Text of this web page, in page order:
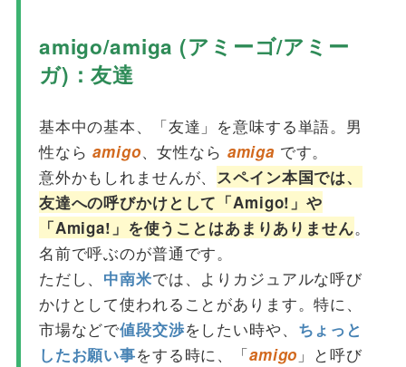
amigo/amiga (アミーゴ/アミー
ガ)：友達
基本中の基本、「友達」を意味する単語。男
性ならamigo、女性なら amiga です。
意外かもしれませんが、 スペイン本国では、
友達への呼びかけとして「Amigo!」や
「Amiga!」を使うことはあまりありません。
名前で呼ぶのが普通です。
ただし、 中南米では、よりカジュアルな呼び
かけとして使われることがあります。特に、
市場などで値段交渉をしたい時や、 ちょっと
したお願い事をする時に、「amigo 」と呼び